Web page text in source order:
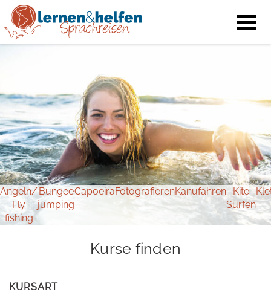
Angeln/
Fly
fishing
Bungee
jumping
CapoeiraFotografierenKanufahren Kite
Surfen
Kurse finden
KURSART